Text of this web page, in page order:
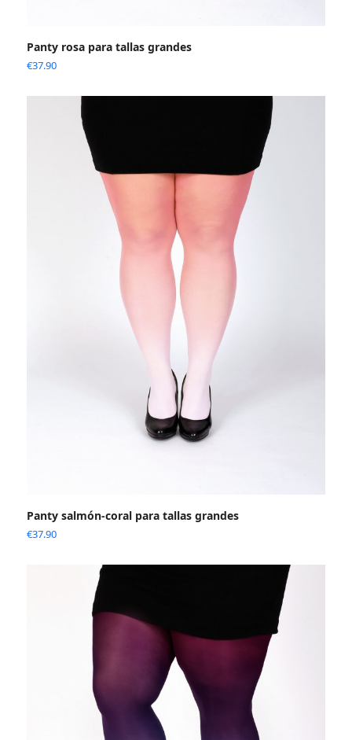
Panty rosa para tallas grandes
€37.90
Panty salmón-coral para tallas grandes
€37.90